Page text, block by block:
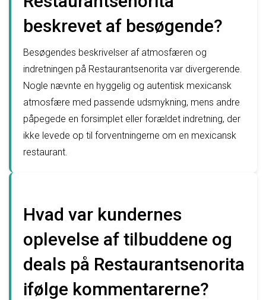
beskrevet af besøgende?
Besøgendes beskrivelser af atmosfæren og
indretningen på Restaurantsenorita var divergerende.
Nogle nævnte en hyggelig og autentisk mexicansk
atmosfære med passende udsmykning, mens andre
påpegede en forsimplet eller forældet indretning, der
ikke levede op til forventningerne om en mexicansk
restaurant.
Hvad var kundernes
oplevelse af tilbuddene og
deals på Restaurantsenorita
ifølge kommentarerne?